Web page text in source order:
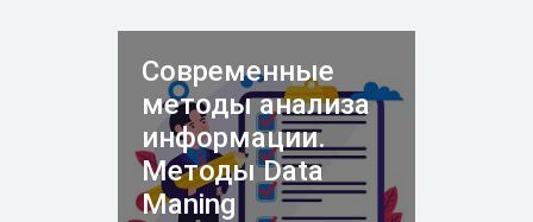
Современные
методы анализа
информации.
Методы Data
Maning